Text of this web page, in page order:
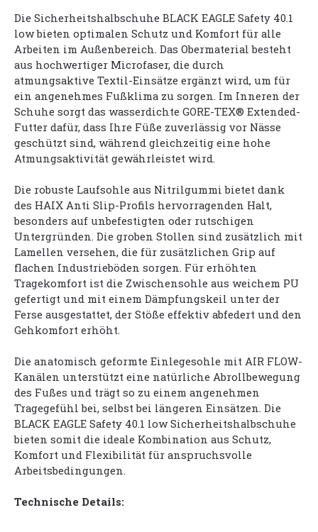
Die Sicherheitshalbschuhe BLACK EAGLE Safety 40.1
low bieten optimalen Schutz und Komfort für alle
Arbeiten im Außenbereich. Das Obermaterial besteht
aus hochwertiger Microfaser, die durch
atmungsaktive Textil-Einsätze ergänzt wird, um für
ein angenehmes Fußklima zu sorgen. Im Inneren der
Schuhe sorgt das wasserdichte GORE-TEX® Extended-
Futter dafür, dass Ihre Füße zuverlässig vor Nässe
geschützt sind, während gleichzeitig eine hohe
Atmungsaktivität gewährleistet wird.
Die robuste Laufsohle aus Nitrilgummi bietet dank
des HAIX Anti Slip-Profils hervorragenden Halt,
besonders auf unbefestigten oder rutschigen
Untergründen. Die groben Stollen sind zusätzlich mit
Lamellen versehen, die für zusätzlichen Grip auf
flachen Industrieböden sorgen. Für erhöhten
Tragekomfort ist die Zwischensohle aus weichem PU
gefertigt und mit einem Dämpfungskeil unter der
Ferse ausgestattet, der Stöße effektiv abfedert und den
Gehkomfort erhöht.
Die anatomisch geformte Einlegesohle mit AIR FLOW-
Kanälen unterstützt eine natürliche Abrollbewegung
des Fußes und trägt so zu einem angenehmen
Tragegefühl bei, selbst bei längeren Einsätzen. Die
BLACK EAGLE Safety 40.1 low Sicherheitshalbschuhe
bieten somit die ideale Kombination aus Schutz,
Komfort und Flexibilität für anspruchsvolle
Arbeitsbedingungen.
Technische Details: